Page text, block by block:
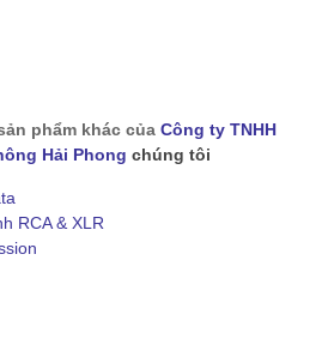
phẩm khác của Công ty TNHH
Hải Phong chúng tôi
RCA & XLR